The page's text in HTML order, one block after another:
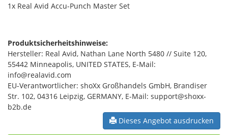
1x Real Avid Accu-Punch Master Set
Produktsicherheitshinweise:
Hersteller: Real Avid, Nathan Lane North 5480 // Suite 120,
55442 Minneapolis, UNITED STATES, E-Mail:
info@realavid.com
EU-Verantwortlicher: shoXx Großhandels GmbH, Brandiser
Str. 102, 04316 Leipzig, GERMANY, E-Mail: support@shoxx-
b2b.de
Dieses Angebot ausdrucken